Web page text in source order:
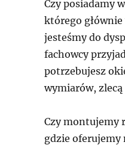
Czy posiadamy
którego
jesteśmy do
fachowcy
potrzebujesz
wymiarów,
Czy montujemy
gdzie oferujemy